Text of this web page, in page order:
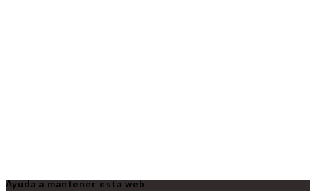
Ayuda a mantener esta web